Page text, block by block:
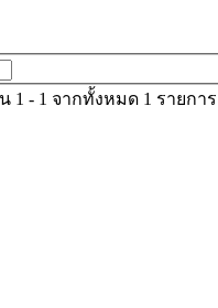
1 - 1 จากทั้งหมด 1 รายการ